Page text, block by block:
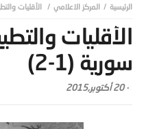
الأقليات
سورية (1-2)
-20 أكتوبر,2015